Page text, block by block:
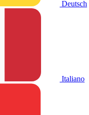
Deutsch
Italiano